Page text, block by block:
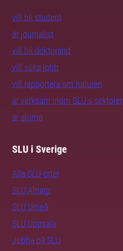
vill bli student
är journalist
vill bli doktorand
vill söka jobb
vill rapportera om naturen
är verksam inom SLU:s sektorer
är alumn
SLU i Sverige
Alla SLU-orter
SLU Alnarp
SLU Umeå
SLU Uppsala
Jobba på SLU